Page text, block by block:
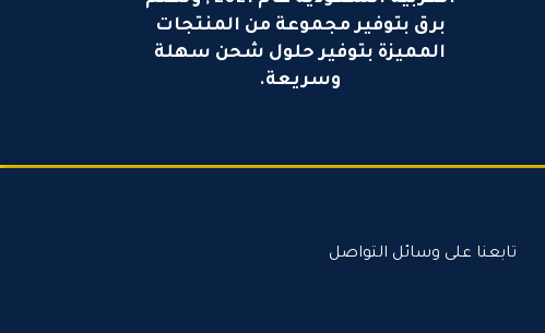
برق بتوفير مجموعة من المنتجات
المميزة بتوفير حلول شحن سهلة
وسريعة.
تابعنا على وسائل التواصل